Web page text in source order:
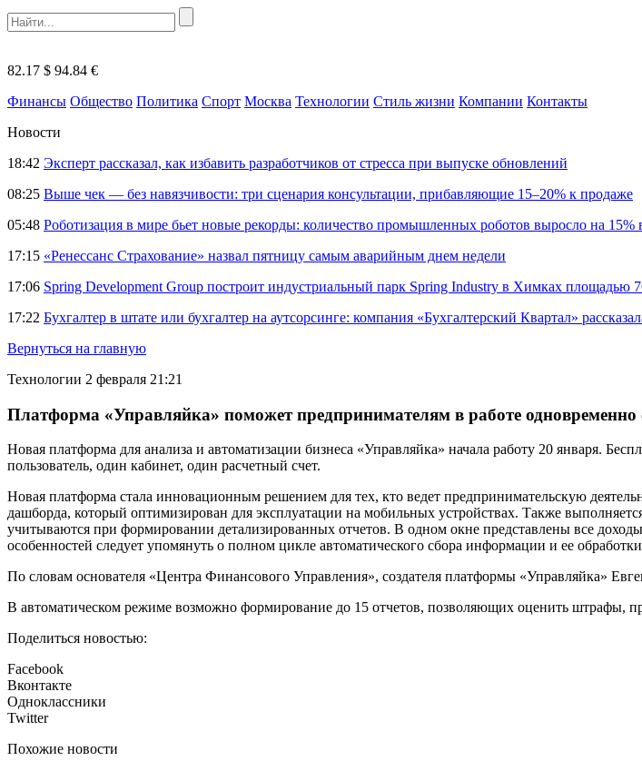
82.17 $ 94.84 €
Финансы Общество Политика Спорт Москва Технологии Стиль жизни Компании Контакты
Новости
18:42 Эксперт рассказал, как избавить разработчиков от стресса при выпуске обновлений
08:25 Выше чек — без навязчивости: три сценария консультации, прибавляющие 15–20% к продаже
05:48 Роботизация в мире бьет новые рекорды: количество промышленных роботов выросло на 15%
17:15 «Ренессанс Страхование» назвал пятницу самым аварийным днем недели
17:06 Spring Development Group построит индустриальный парк Spring Industry в Химках площадью
17:22 Бухгалтер в штате или бухгалтер на аутсорсинге: компания «Бухгалтерский Квартал»
Вернуться на главную
Технологии 2 февраля 21:21
Платформа «Управляйка» поможет предпринимателям в работе
Новая платформа для анализа и автоматизации бизнеса «Управляйка» начала работу 20 января.
пользователь, один кабинет, один расчетный счет.
Новая платформа стала инновационным решением для тех, кто ведет предпринимательскую
дашборда, который оптимизирован для эксплуатации на мобильных устройствах. Также
учитываются при формировании детализированных отчетов. В одном окне представлены все
особенностей следует упомянуть о полном цикле автоматического сбора информации и ее
По словам основателя «Центра Финансового Управления», создателя платформы «Управляйка»
В автоматическом режиме возможно формирование до 15 отчетов, позволяющих оценить штрафы,
Поделиться новостью:
Facebook
Вконтакте
Одноклассники
Twitter
Похожие новости